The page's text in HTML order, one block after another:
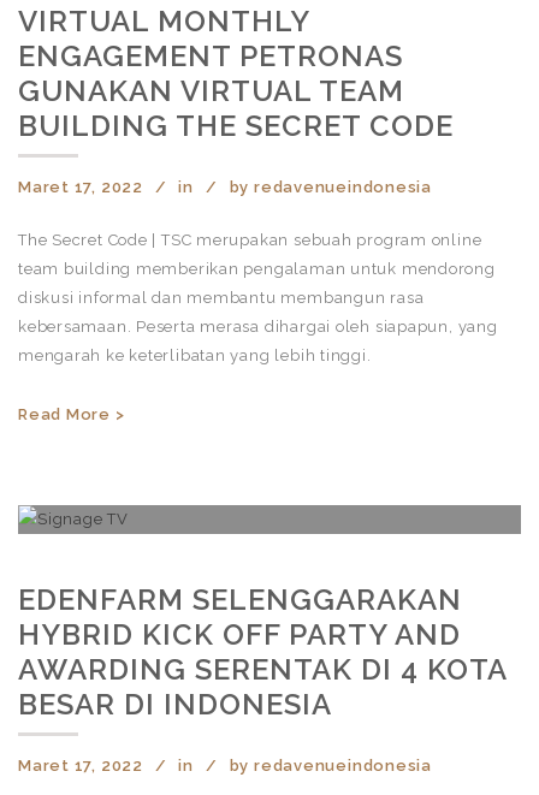
VIRTUAL MONTHLY
ENGAGEMENT PETRONAS
GUNAKAN VIRTUAL TEAM
BUILDING THE SECRET CODE
Maret 17, 2022 in by redavenueindonesia
The Secret Code | TSC merupakan sebuah program online
team building memberikan pengalaman untuk mendorong
diskusi informal dan membantu membangun rasa
kebersamaan. Peserta merasa dihargai oleh siapapun, yang
mengarah ke keterlibatan yang lebih tinggi.
Read More >
EDENFARM SELENGGARAKAN
HYBRID KICK OFF PARTY AND
AWARDING SERENTAK DI 4 KOTA
BESAR DI INDONESIA
Maret 17, 2022 in by redavenueindonesia